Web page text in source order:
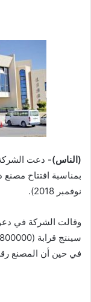
(الناس)- دعت الشركة
نوفمبر 2018).
وقالت الشركة في
في حين أن المصنع رقم (01) كان ينتج (400000)